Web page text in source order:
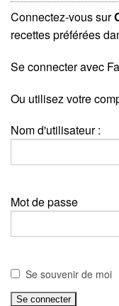
Connectez-vous sur
recettes préférées
Se connecter avec
Ou utilisez votre
Nom d'utilisateur :
Mot de passe
Se souvenir de moi